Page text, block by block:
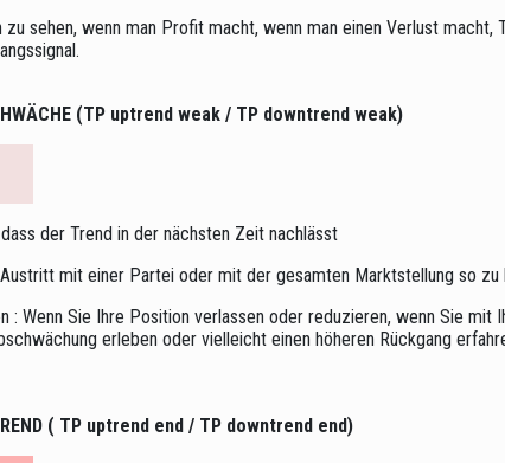
sehen, wenn man Profit macht, wenn man einen Verlust
(TP uptrend weak / TP downtrend weak)
der Trend in der nächsten Zeit nachlässt
mit einer Partei oder mit der gesamten Marktstellung so
: Wenn Sie Ihre Position verlassen oder reduzieren, wenn Sie
erleben oder vielleicht einen höheren Rückgang
( TP uptrend end / TP downtrend end)